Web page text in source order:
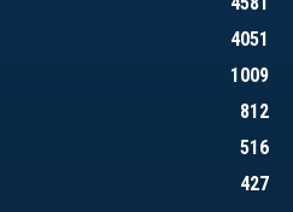
4051
1009
812
516
427